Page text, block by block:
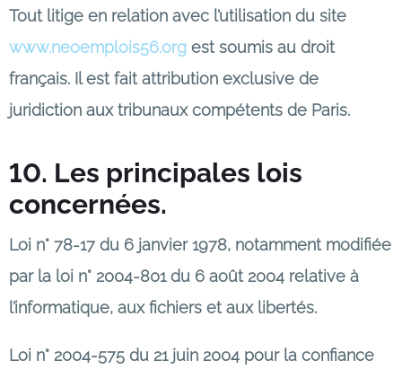
Tout litige en relation avec l’utilisation du site
www.neoemplois56.org est soumis au droit
français. Il est fait attribution exclusive de
juridiction aux tribunaux compétents de Paris.
10. Les principales lois
concernées.
Loi n° 78-17 du 6 janvier 1978, notamment modifiée
par la loi n° 2004-801 du 6 août 2004 relative à
l’informatique, aux fichiers et aux libertés.
Loi n° 2004-575 du 21 juin 2004 pour la confiance